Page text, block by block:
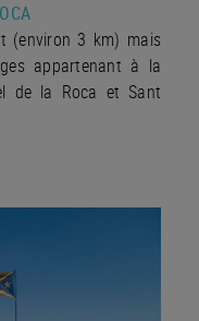
(environ 3 km) mais
appartenant à la
de la Roca et Sant